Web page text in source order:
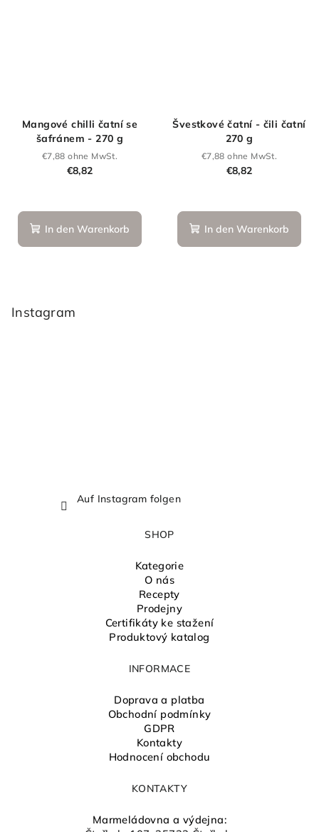
Mangové chilli čatní se
šafránem - 270 g
€7,88 ohne MwSt.
€8,82
In den Warenkorb
Švestkové čatní - čili čatní
270 g
€7,88 ohne MwSt.
€8,82
In den Warenkorb
ßInstagram
Auf Instagram folgen
SHOP
Kategorie
O nás
Recepty
Prodejny
Certifikáty ke stažení
Produktový katalog
INFORMACE
Doprava a platba
Obchodní podmínky
GDPR
Kontakty
Hodnocení obchodu
KONTAKTY
Marmeládovna a výdejna: